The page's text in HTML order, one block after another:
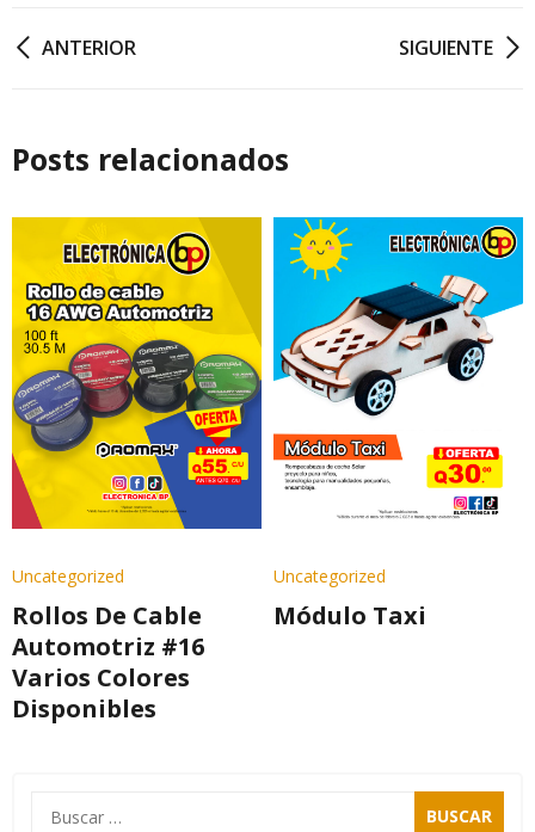
ANTERIOR SIGUIENTE
Posts relacionados
Uncategorized
Rollos De Cable
Automotriz #16
Varios Colores
Disponibles
Uncategorized
Módulo Taxi